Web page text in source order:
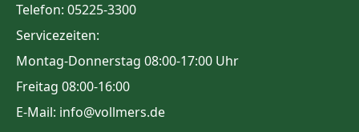
Telefon: 05225-3300
Servicezeiten:
Montag-Donnerstag 08:00-17:00 Uhr
Freitag 08:00-16:00
E-Mail: info@vollmers.de